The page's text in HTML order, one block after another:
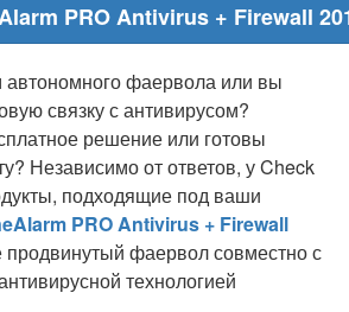
PRO Antivirus + Firewall
автономного фаервола или вы
связку с антивирусом?
решение или готовы
Независимо от ответов, у Check
подходящие под ваши
PRO Antivirus + Firewall
продвинутый фаервол совместно с
технологией